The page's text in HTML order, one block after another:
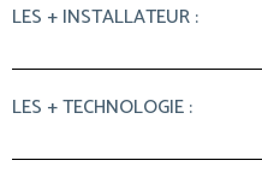
LES + INSTALLATEUR :
LES + TECHNOLOGIE :